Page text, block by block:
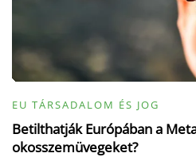
EU TÁRSADALOM ÉS JOG
Betilthatják Európában a
okosszemüvegeket?